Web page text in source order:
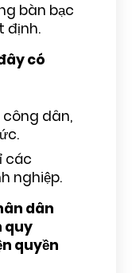
bàn bạc
định.
có
công dân,
các
nghiệp.
dân
quy
quyền